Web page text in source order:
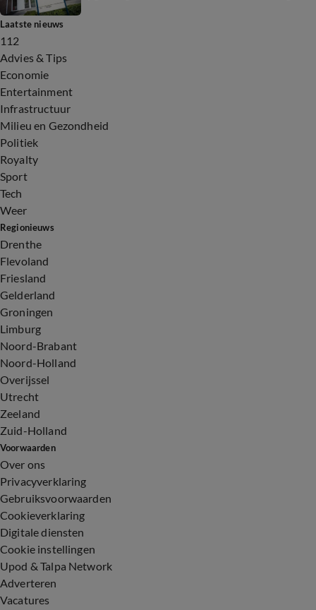
Laatste nieuws
112
Advies & Tips
Economie
Entertainment
Infrastructuur
Milieu en Gezondheid
Politiek
Royalty
Sport
Tech
Weer
Regionieuws
Drenthe
Flevoland
Friesland
Gelderland
Groningen
Limburg
Noord-Brabant
Noord-Holland
Overijssel
Utrecht
Zeeland
Zuid-Holland
Voorwaarden
Over ons
Privacyverklaring
Gebruiksvoorwaarden
Cookieverklaring
Digitale diensten
Cookie instellingen
Upod & Talpa Network
Adverteren
Vacatures